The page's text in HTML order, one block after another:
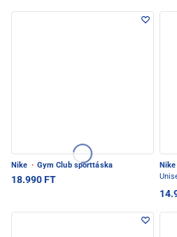
Nike · Gym Club sporttáska
18.990 FT
Nike